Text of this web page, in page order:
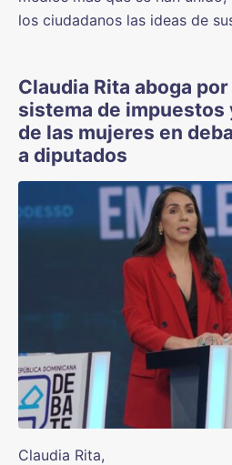
los ciudadanos las ideas de
Claudia Rita aboga
sistema de impuestos
de las mujeres en
a diputados
Claudia Rita,